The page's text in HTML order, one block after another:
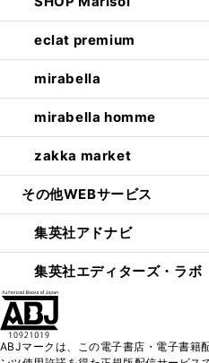
eclat premium
mirabella
mirabella homme
zakka market
その他WEBサービス
集英社アドナビ
集英社エディターズ・ラボ
ABJマークは、この電子書店・電子書籍